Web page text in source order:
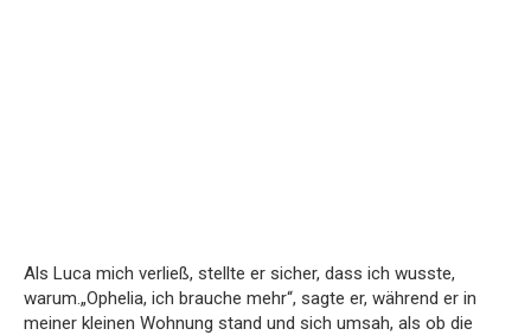
Als Luca mich verließ, stellte er sicher, dass ich wusste,
warum.„Ophelia, ich brauche mehr“, sagte er, während er in
meiner kleinen Wohnung stand und sich umsah, als ob die